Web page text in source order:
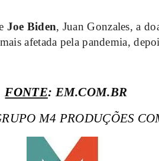
Joe Biden, Juan Gonzales, a
afetada pela pandemia,
FONTE: EM.COM.BR
M4 PRODUÇÕES